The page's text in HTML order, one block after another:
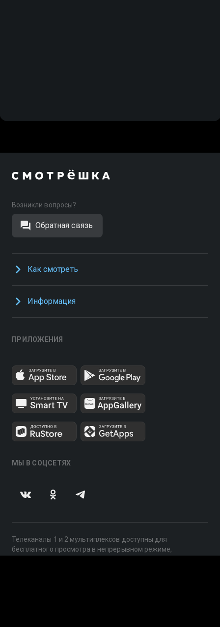
Возникли вопросы?
Обратная связь
Как смотреть
Информация
ПРИЛОЖЕНИЯ
МЫ В СОЦСЕТЯХ
Телеканалы 1 и 2 мультиплексов доступны для
бесплатного просмотра в непрерывном режиме,